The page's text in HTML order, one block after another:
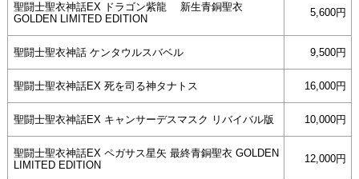
聖闘士聖衣神話EX ドラゴン紫龍 新生青銅聖衣
GOLDEN LIMITED EDITION
5,600円
聖闘士聖衣神話 ケンタウルスバベル 9,500円
聖闘士聖衣神話EX 死を司る神タナトス 16,000円
聖闘士聖衣神話EX キャンサーデスマスク リバイバル版 10,000円
聖闘士聖衣神話EX ペガサス星矢 最終青銅聖衣 GOLDEN
LIMITED EDITION
12,000円